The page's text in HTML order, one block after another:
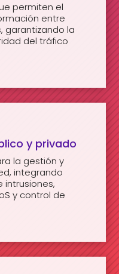
permiten el
entre
garantizando la
del tráfico
y privado
la gestión y
integrando
intrusiones,
y control de